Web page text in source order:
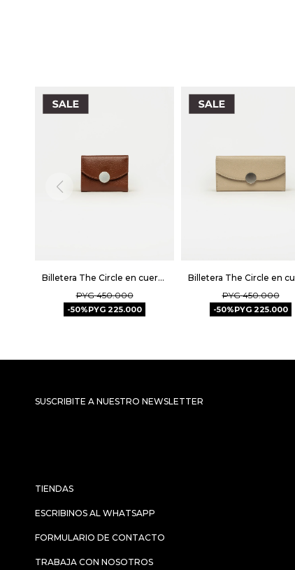
Billetera The Circle en cuero graneado - Tabaco
PYG 450.000
50 PYG 225.000
PYG 450.000
50 PYG 225.000
TIENDAS
ESCRIBINOS AL WHATSAPP
FORMULARIO DE CONTACTO
TRABAJA CON NOSOTROS
SUSCRIBITE A NUESTRO NEWSLETTER